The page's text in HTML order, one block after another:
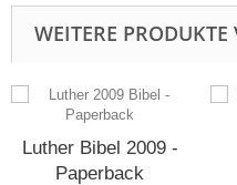
WEITERE
Luther Bibel 2009 -
Paperback